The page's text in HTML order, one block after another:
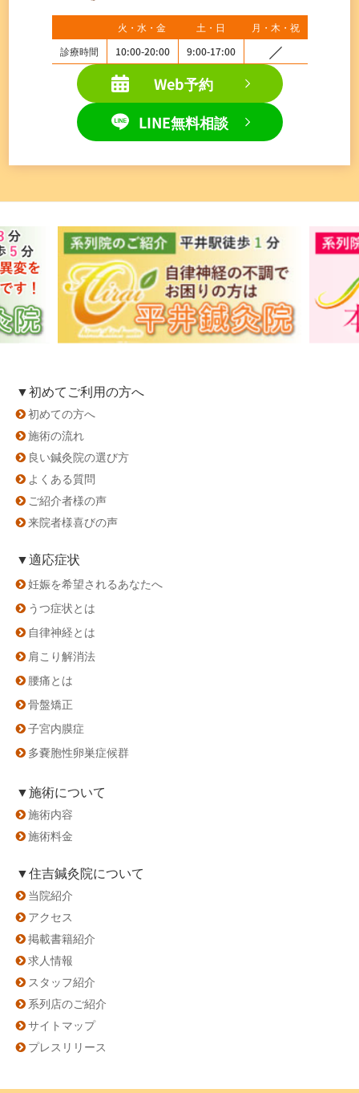
火・水・金 土・日
月・木・祝
診療時間
10:00-20:00 9:00-17:00
Web予約
LINE無料相談
▼初めてご利用の方へ
初めての方へ
施術の流れ
良い鍼灸院の選び方
よくある質問
ご紹介者様の声
来院者様喜びの声
▼適応症状
妊娠を希望されるあなたへ
うつ症状とは
自律神経とは
肩こり解消法
腰痛とは
骨盤矯正
子宮内膜症
多嚢胞性卵巣症候群
▼施術について
施術内容
施術料金
▼住吉鍼灸院について
当院紹介
アクセス
掲載書籍紹介
求人情報
スタッフ紹介
系列店のご紹介
サイトマップ
プレスリリース